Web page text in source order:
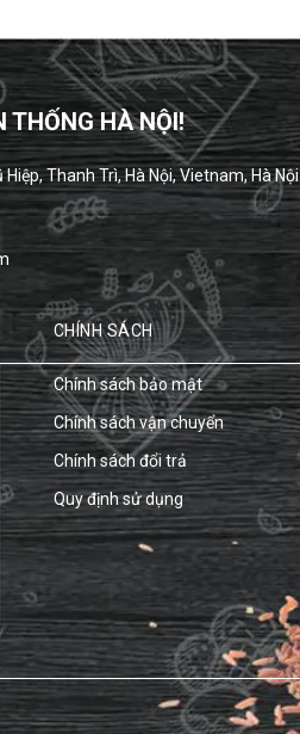
THỐNG HÀ NỘI!
Thanh Trì, Hà Nội, Vietnam, Hà Nội
CHÍNH SÁCH
Chính sách bảo mật
Chính sách vận chuyển
Chính sách đổi trả
Quy định sử dụng